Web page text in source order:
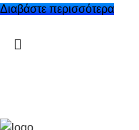
Διαβάστε περισσότερα